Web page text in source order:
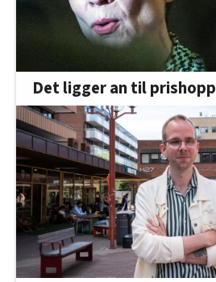
Det ligger an til